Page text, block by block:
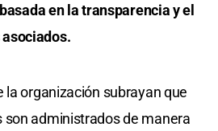
en la transparencia y el
la organización subrayan que
son administrados de manera